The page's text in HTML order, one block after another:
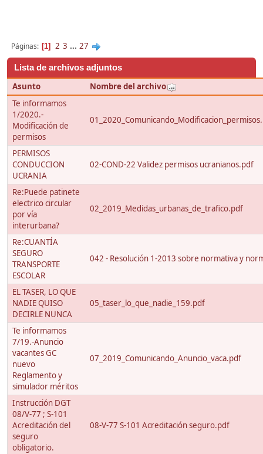
Páginas 1 2 3 ... 27
Lista de archivos adjuntos
Asunto
Nombre del archivo
Te informamos
1/2020.-
Modificación de
permisos
PERMISOS
CONDUCCION
UCRANIA
02-COND-22 Validez permisos ucranianos.pdf
Re:Puede patinete
electrico circular
por vía
interurbana?
02_2019_Medidas_urbanas_de_trafico.pdf
Re:CUANTÍA
SEGURO
TRANSPORTE
ESCOLAR
042 - Resolución 1-2013 sobre normativa y
EL TASER, LO QUE
NADIE QUISO
DECIRLE NUNCA
05_taser_lo_que_nadie_159.pdf
Te informamos
7/19.-Anuncio
vacantes GC
nuevo
Reglamento y
simulador méritos
07_2019_Comunicando_Anuncio_vaca.pdf
Instrucción DGT
08/V-77 ; S-101
Acreditación del
seguro
obligatorio.
08-V-77 S-101 Acreditación seguro.pdf